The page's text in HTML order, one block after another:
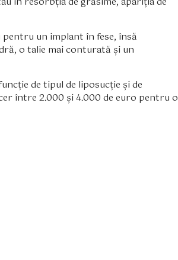
un implant în fese, însă
o talie mai conturată și un
de tipul de liposucție și de
între 2.000 și 4.000 de euro pentru o